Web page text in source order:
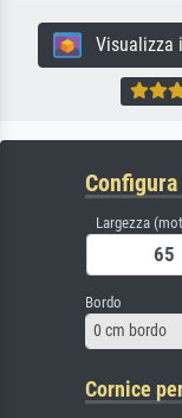
Visualizza
Largezza
Bordo
0 cm bordo
Cornice